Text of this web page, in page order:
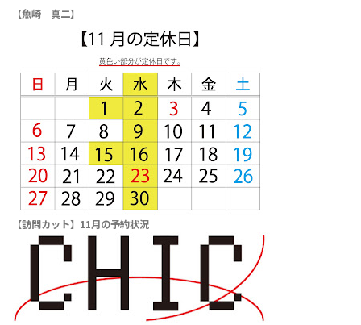
【魚崎 真二】
【訪問カット】11月の予約状況